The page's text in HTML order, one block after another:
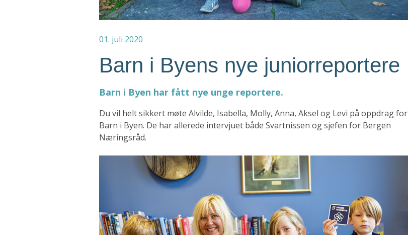
01. juli 2020
Barn i Byens nye juniorreportere
Barn i Byen har fått nye unge reportere.
Du vil helt sikkert møte Alvilde, Isabella, Molly, Anna, Aksel og Levi på oppdrag for
Barn i Byen. De har allerede intervjuet både Svartnissen og sjefen for Bergen
Næringsråd.